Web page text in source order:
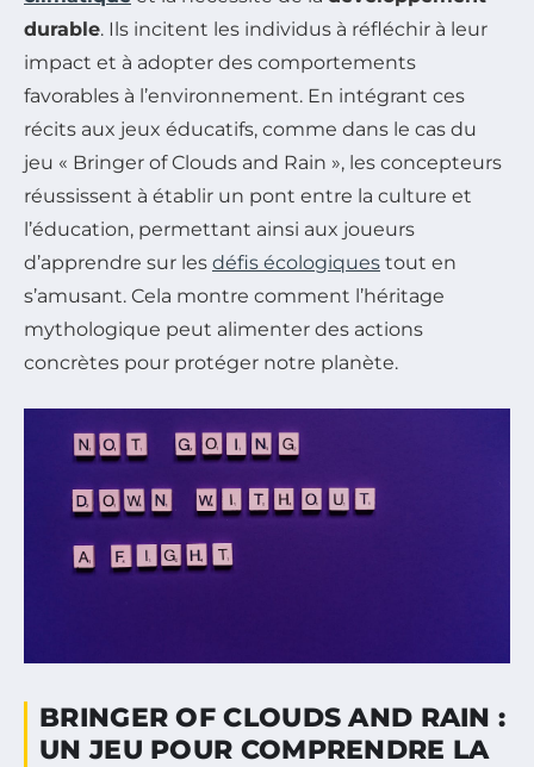
durable. Ils incitent les individus à réfléchir à leur
impact et à adopter des comportements
favorables à l’environnement. En intégrant ces
récits aux jeux éducatifs, comme dans le cas du
jeu « Bringer of Clouds and Rain », les concepteurs
réussissent à établir un pont entre la culture et
l’éducation, permettant ainsi aux joueurs
d’apprendre sur les défis écologiques tout en
s’amusant. Cela montre comment l’héritage
mythologique peut alimenter des actions
concrètes pour protéger notre planète.
BRINGER OF CLOUDS AND RAIN :
UN JEU POUR COMPRENDRE LA